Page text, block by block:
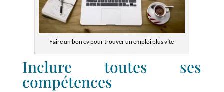
Faire un bon cv pour trouver un emploi plus vite
Inclure toutes ses
compétences